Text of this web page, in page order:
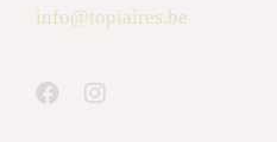
info@topiaires.be